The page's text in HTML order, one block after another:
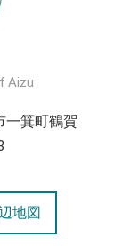
Aizu
箕町鶴賀
地図